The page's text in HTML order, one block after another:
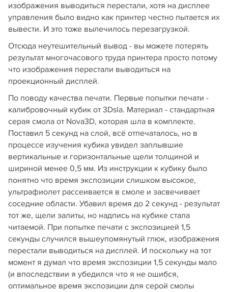
изображения выводиться перестали, хотя на дисплее
управления было видно как принтер честно пытается их
вывести. И это тоже вылечилось перезагрузкой.
Отсюда неутешительный вывод - вы можете потерять
результат многочасового труда принтера просто потому
что изображения перестали выводиться на
проекционный дисплей.
По поводу качества печати. Первые попытки печати -
калибровочный кубик от 3Dsla. Материал - стандартная
серая смола от Nova3D, которая шла в комплекте.
Поставил 5 секунд на слой, всё отпечаталось, но в
процессе изучения кубика увидел заплывшие
вертикальные и горизонтальные щели толщиной и
шириной менее 0,5 мм. Из инструкции к кубику было
понятно что время экспозиции слишком высокое,
ультрафиолет рассеивается в смоле и засвечивает
соседние области. Убавил время до 2 секунд - результат
тот же, щели залиты, но надпись на кубике стала
читаемой. При попытке печати с экспозицией 1,5
секунды случился вышеупомянутый глюк, изображения
перестали выводиться на дисплей. И поскольку на тот
момент я думал что время экспозиции 1,5 секунды мало
(и впоследствии я убедился что я не ошибся,
оптимальное время экспозиции для серой смолы